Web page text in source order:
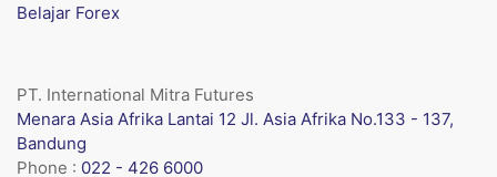
Belajar Forex
PT. International Mitra Futures
Menara Asia Afrika Lantai 12 Jl. Asia Afrika No.133 - 137,
Bandung
Phone : 022 - 426 6000